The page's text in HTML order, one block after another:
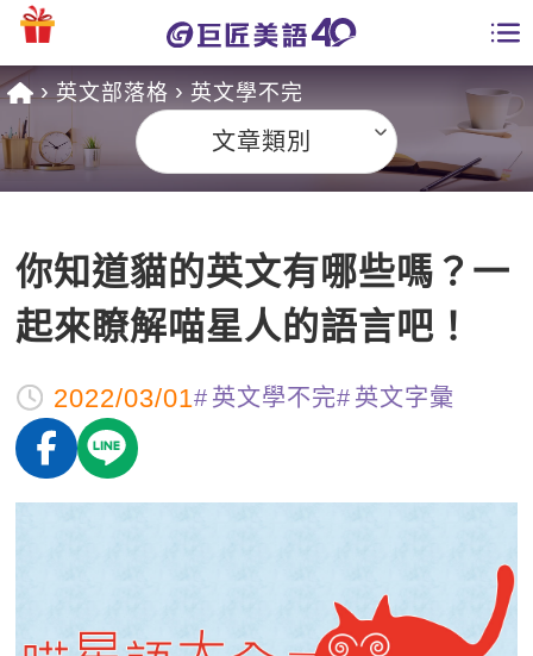
課程總覽
英文課程總表
英文會話
商用英文
英文檢定
英文聽力養成
主題課程
線上真人
全國分校
英文部落格
師資團隊
學習分享
企業服務
學員專區
英文部落格 英文學不完
文章類別
你知道貓的英文有哪些嗎？一
起來瞭解喵星人的語言吧！
2022/03/01 英文學不完 英文字彙